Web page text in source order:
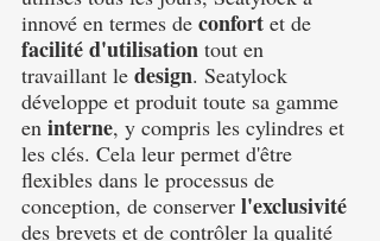
innové en termes de confort et de
facilité d'utilisation tout en
travaillant le design. Seatylock
développe et produit toute sa gamme
en interne, y compris les cylindres et
les clés. Cela leur permet d'être
flexibles dans le processus de
conception, de conserver l'exclusivité
des brevets et de contrôler la qualité